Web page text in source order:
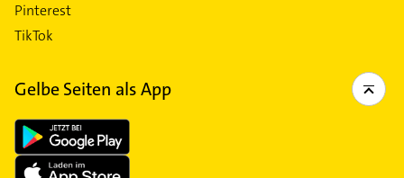
Pinterest
TikTok
Gelbe Seiten als App